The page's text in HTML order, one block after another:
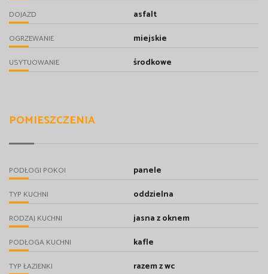
DOJAZD asfalt
OGRZEWANIE miejskie
USYTUOWANIE środkowe
POMIESZCZENIA
PODŁOGI POKOI panele
TYP KUCHNI oddzielna
RODZAJ KUCHNI jasna z oknem
PODŁOGA KUCHNI kafle
TYP ŁAZIENKI razem z wc